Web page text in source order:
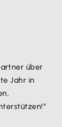
über
Jahr in